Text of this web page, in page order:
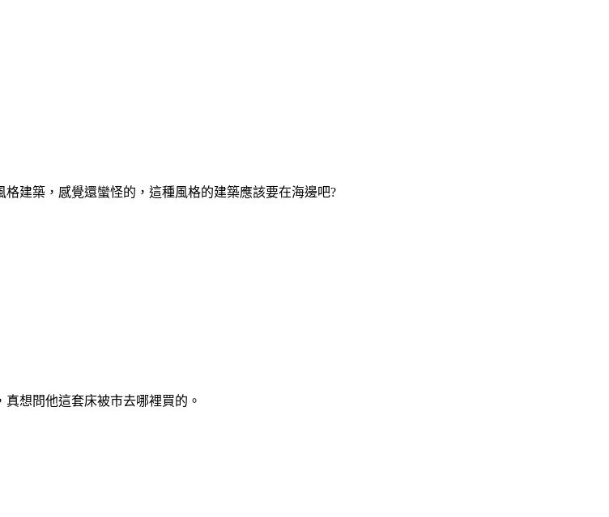
建築，感覺還蠻怪的，這種風格的建築應該要在海邊吧?
想問他這套床被市去哪裡買的。